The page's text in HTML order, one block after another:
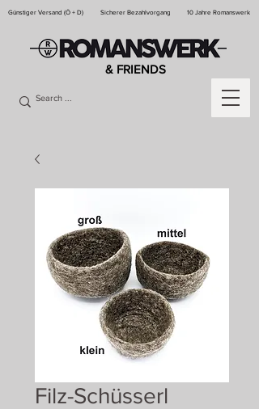
Günstiger Versand (Ö + D) Sicherer Bezahlvorgang 10 Jahre Romanswerk
& FRIENDS
Filz-Schüsserl